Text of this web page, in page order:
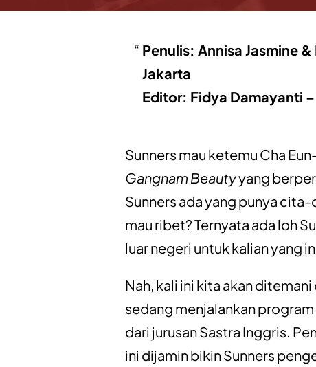
Penulis: Annisa Jasmine
Jakarta
Editor: Fidya Damayanti
Sunners mau ketemu Cha
Gangnam Beautyyang
Sunners ada yang punya
mau ribet? Ternyata ada loh
luar negeri untuk kalian yang
Nah, kali ini kita akan
sedang menjalankan program
dari jurusan Sastra Inggris.
ini dijamin bikin Sunners